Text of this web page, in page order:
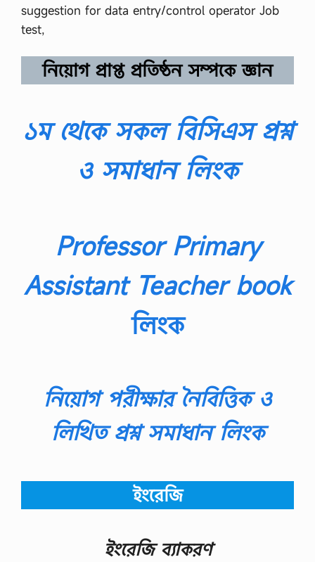
suggestion for data entry/control operator Job
test,
নিয়োগ প্রাপ্ত প্রতিষ্ঠন সম্পকে জ্ঞান
১ম থেকে সকল বিসিএস প্রশ্ন
ও সমাধান লিংক
Professor Primary
Assistant Teacher book
লিংক
নিয়োগ পরীক্ষার নৈবিত্তিক ও
লিখিত প্রশ্ন সমাধান লিংক
ইংরেজি
ইংরেজিব্যাকরণ